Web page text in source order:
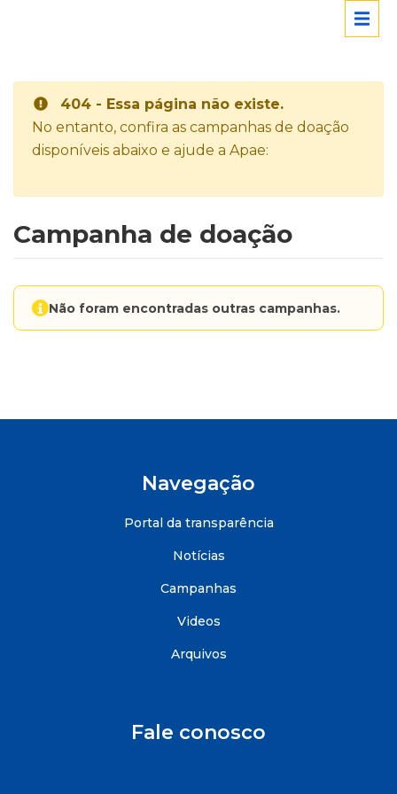
404 - Essa página não existe.
No entanto, confira as campanhas de doação
disponíveis abaixo e ajude a Apae:
Campanha de doação
Não foram encontradas outras campanhas.
Navegação
Portal da transparência
Notícias
Campanhas
Videos
Arquivos
Fale conosco